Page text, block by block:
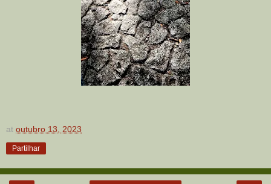
at outubro 13, 2023
Partilhar